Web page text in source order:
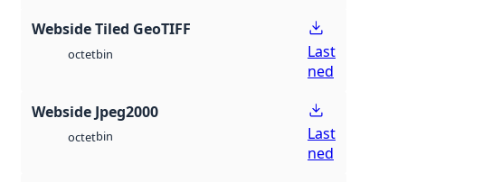
Webside Tiled GeoTIFF
octetbin
Last
ned
Webside Jpeg2000
octetbin
Last
ned